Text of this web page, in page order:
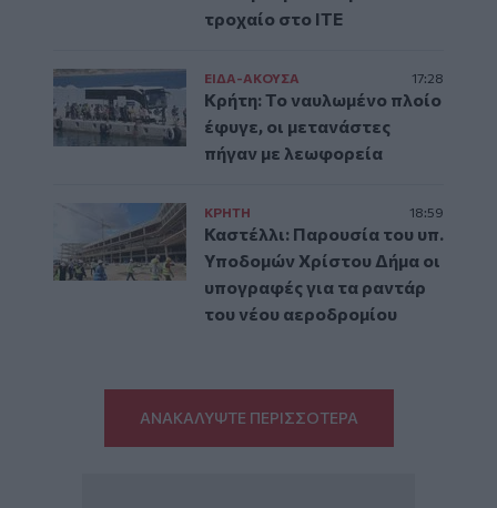
τροχαίο στο ΙΤΕ
ΕΙΔΑ-ΑΚΟΥΣΑ 17:28
Κρήτη: Το ναυλωμένο πλοίο
έφυγε, οι μετανάστες
πήγαν με λεωφορεία
ΚΡΗΤΗ 18:59
Καστέλλι: Παρουσία του υπ.
Υποδομών Χρίστου Δήμα οι
υπογραφές για τα ραντάρ
του νέου αεροδρομίου
ΑΝΑΚΑΛΥΨΤΕ ΠΕΡΙΣΣΟΤΕΡΑ